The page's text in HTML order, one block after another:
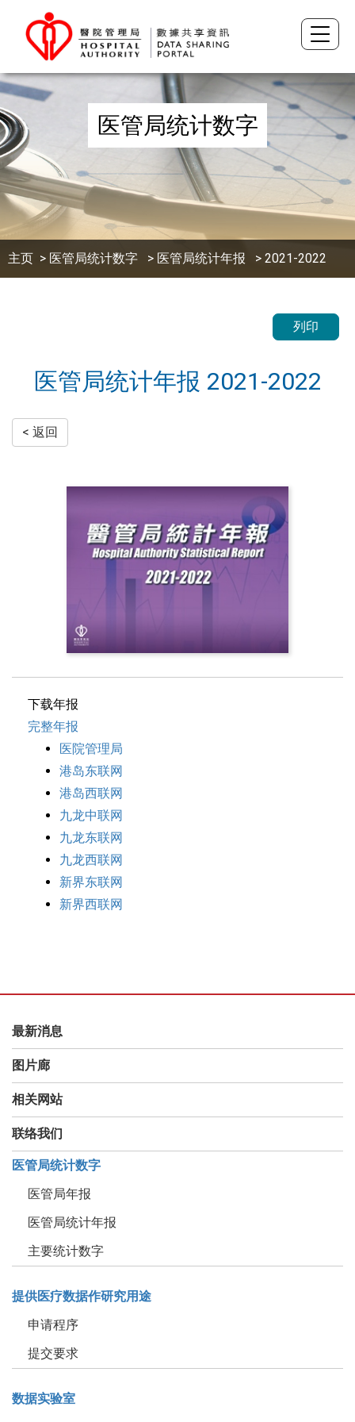
主页 > 医管局统计数字 > 医管局统计年报 > 2021-2022
医管局统计数字
列印
医管局统计年报 2021-2022
< 返回
下载年报
完整年报
医院管理局
港岛东联网
港岛西联网
九龙中联网
九龙东联网
九龙西联网
新界东联网
新界西联网
最新消息
图片廊
相关网站
联络我们
医管局统计数字
医管局年报
医管局统计年报
主要统计数字
提供医疗数据作研究用途
申请程序
提交要求
数据实验室